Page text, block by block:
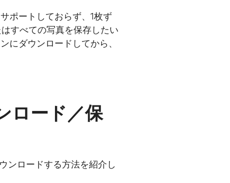
ポートしておらず、1枚ず
すべての写真を保存したい
にダウンロードしてから、
ロード／保
ンロードする方法を紹介し